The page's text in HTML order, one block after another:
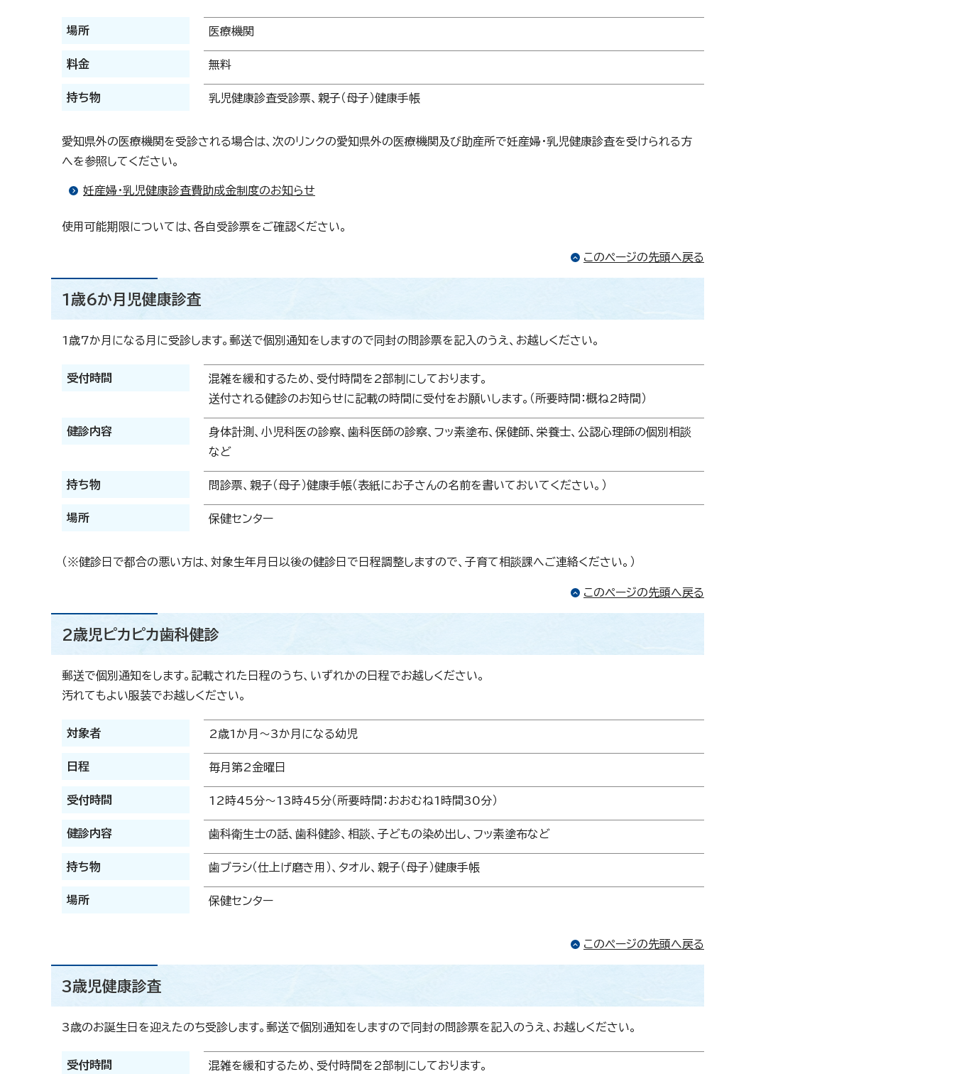
場所 医療機関
料金 無料
持ち物 乳児健康診査受診票、親子（母子）健康手帳
愛知県外の医療機関を受診される場合は、次のリンクの愛知県外の医療機関及び助産所で妊産婦・乳児健康診査を受けられる方
へを参照してください。
妊産婦・乳児健康診査費助成金制度のお知らせ
使用可能期限については、各自受診票をご確認ください。
このページの先頭へ戻る
1歳6か月児健康診査
1歳7か月になる月に受診します。郵送で個別通知をしますので同封の問診票を記入のうえ、お越しください。
受付時間
混雑を緩和するため、受付時間を2部制にしております。
送付される健診のお知らせに記載の時間に受付をお願いします。（所要時間：概ね2時間）
健診内容
身体計測、小児科医の診察、歯科医師の診察、フッ素塗布、保健師、栄養士、公認心理師の個別相談
など
持ち物 問診票、親子（母子）健康手帳（表紙にお子さんの名前を書いておいてください。）
場所 保健センター
（※健診日で都合の悪い方は、対象生年月日以後の健診日で日程調整しますので、子育て相談課へご連絡ください。）
このページの先頭へ戻る
2歳児ピカピカ歯科健診
郵送で個別通知をします。記載された日程のうち、いずれかの日程でお越しください。
汚れてもよい服装でお越しください。
対象者 2歳1か月～3か月になる幼児
日程 毎月第2金曜日
受付時間 12時45分～13時45分（所要時間：おおむね1時間30分）
健診内容 歯科衛生士の話、歯科健診、相談、子どもの染め出し、フッ素塗布など
持ち物 歯ブラシ（仕上げ磨き用）、タオル、親子（母子）健康手帳
場所 保健センター
このページの先頭へ戻る
3歳児健康診査
3歳のお誕生日を迎えたのち受診します。郵送で個別通知をしますので同封の問診票を記入のうえ、お越しください。
受付時間 混雑を緩和するため、受付時間を2部制にしております。